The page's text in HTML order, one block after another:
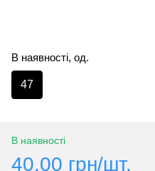
В наявності, од.
47
В наявності
40.00 грн/шт.